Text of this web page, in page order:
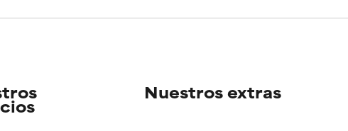
de revisar.
de revisar.
Nuestros extras